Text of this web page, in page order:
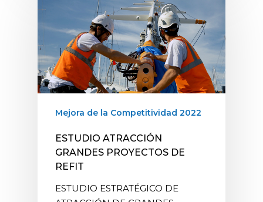
Mejora de la Competitividad 2022
ESTUDIO ATRACCIÓN
GRANDES PROYECTOS DE
REFIT
ESTUDIO ESTRATÉGICO DE